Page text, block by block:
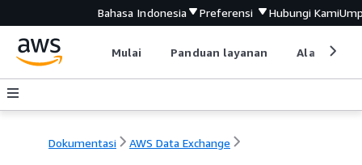
Bahasa Indonesia Preferensi Hubungi Kami
Mulai Panduan layanan Alat
Dokumentasi AWS Data Exchange